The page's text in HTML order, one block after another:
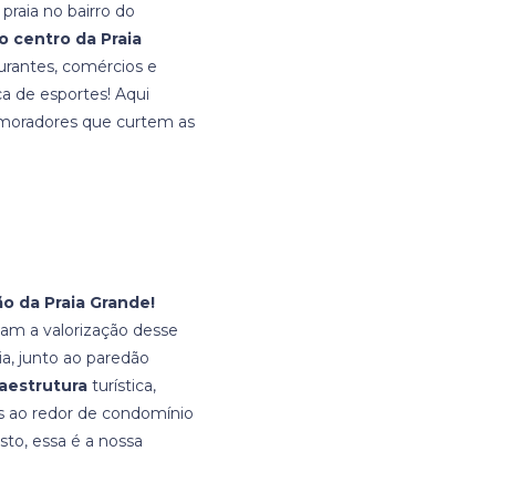
no bairro do
centro da Praia
comércios e
de esportes! Aqui
que curtem as
da Praia Grande!
a valorização desse
junto ao paredão
turística,
ao redor de condomínio
essa é a nossa